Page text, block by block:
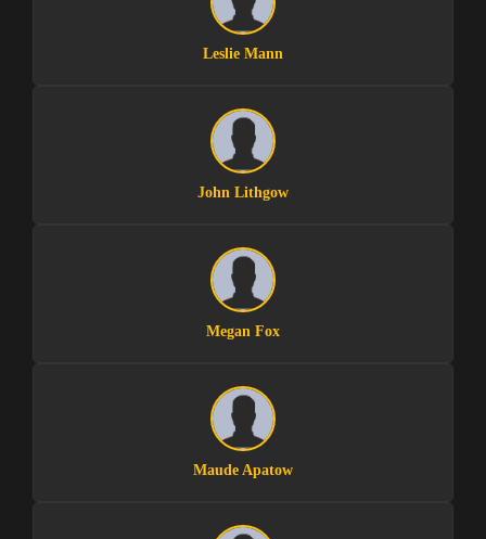
Leslie Mann
John Lithgow
Megan Fox
Maude Apatow